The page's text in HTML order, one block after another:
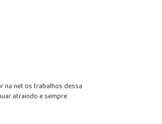
na net os trabalhos dessa
atraindo e sempre